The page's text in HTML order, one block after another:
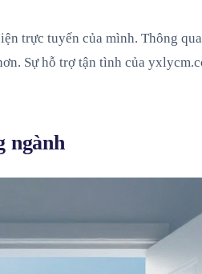
trực tuyến của mình. Thông
Sự hỗ trợ tận tình của
ngành